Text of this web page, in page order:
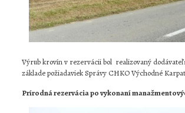
Výrub krovín v rezervácii bol realizovaný
základe požiadaviek Správy CHKO Východné
Prírodná rezervácia po vykonaní